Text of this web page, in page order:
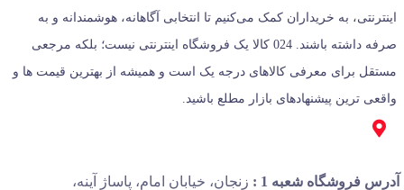
اینترنتی، به خریداران کمک می‌کنیم تا انتخابی آگاهانه، هوشمندانه و به‌
صرفه داشته باشند. 024 کالا یک فروشگاه اینترنتی نیست؛ بلکه مرجعی
مستقل برای معرفی کالاهای درجه یک است و همیشه از بهترین قیمت‌ ها و
واقعی‌ ترین پیشنهادهای بازار مطلع باشید.
آدرس فروشگاه شعبه 1 :
زنجان، خیابان امام، پاساژ آینه،